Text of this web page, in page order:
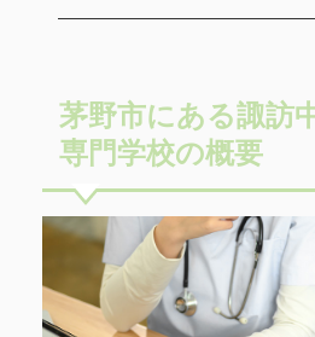
茅野市にある諏訪
専門学校の概要